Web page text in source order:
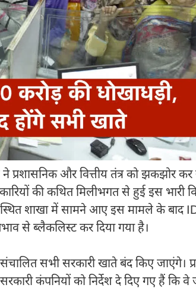
और वित्तीय तंत्र को झकझोर
की कथित मिलीभगत से हुई इस भारी
शाखा में सामने आए इस मामले के बाद
से ब्लैकलिस्ट कर दिया गया है।
सभी सरकारी खाते बंद किए जाएंगे।
सरकारी कंपनियों को निर्देश दे दिए गए हैं कि वे